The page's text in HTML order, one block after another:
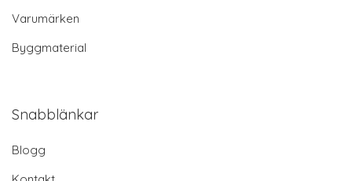
Varumärken
Byggmaterial
Snabblänkar
Blogg